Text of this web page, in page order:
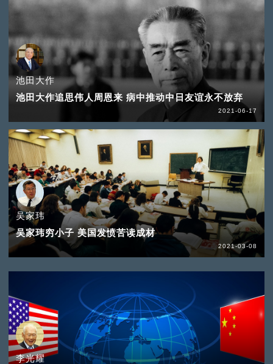
池田大作
池田大作追思伟人周恩来 病中推动中日友谊永不放弃
2021-06-17
吴家玮
吴家玮穷小子 美国发愤苦读成材
2021-03-08
李光耀